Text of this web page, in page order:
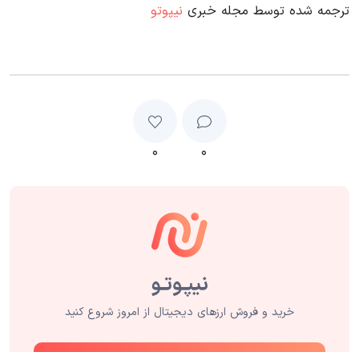
ترجمه شده توسط مجله خبری نیپوتو
۰ ۰
خرید و فروش ارزهای دیجیتال از امروز شروع کنید